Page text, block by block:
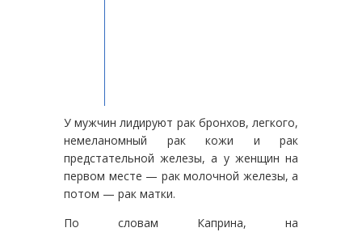
У мужчин лидируют рак бронхов, легкого,
немеланомный рак кожи и рак
предстательной железы, а у женщин на
первом месте — рак молочной железы, а
потом — рак матки.
По словам Каприна, на